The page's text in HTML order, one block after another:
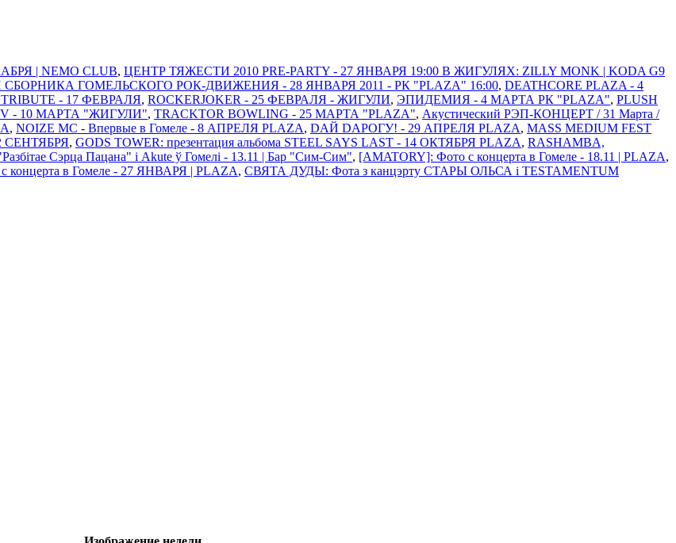
| NEMO CLUB, ЦЕНТР ТЯЖЕСТИ 2010 PRE-PARTY - 27 ЯНВАРЯ 19:00 В ЖИГУЛЯХ: ZILLY MONK | KODA G9
ГОМЕЛЬСКОГО РОК-ДВИЖЕНИЯ - 28 ЯНВАРЯ 2011 - РК "PLAZA" 16:00, DEATHCORE PLAZA - 4
- 17 ФЕВРАЛЯ, ROCKERJOKER - 25 ФЕВРАЛЯ - ЖИГУЛИ, ЭПИДЕМИЯ - 4 МАРТА РК "PLAZA", PLUSH
- 10 МАРТА "ЖИГУЛИ", TRACKTOR BOWLING - 25 МАРТА "PLAZA", Акустический РЭП-КОНЦЕРТ / 31 Марта /
, NOIZE MC - Впервые в Гомеле - 8 АПРЕЛЯ PLAZA, DАЙ DАРОГУ! - 29 АПРЕЛЯ PLAZA, MASS MEDIUM FEST
СЕНТЯБРЯ, GODS TOWER: презентация альбома STEEL SAYS LAST - 14 ОКТЯБРЯ PLAZA, RASHAMBA,
Сэрца Пацана" і Akute ў Гомелi - 13.11 | Бар "Сим-Сим", [AMATORY]: Фото с концерта в Гомеле - 18.11 | PLAZA,
концерта в Гомеле - 27 ЯНВАРЯ | PLAZA, СВЯТА ДУДЫ: Фота з канцэрту СТАРЫ ОЛЬСА i TESTAMENTUM